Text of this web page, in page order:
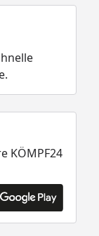
KÖMPF24